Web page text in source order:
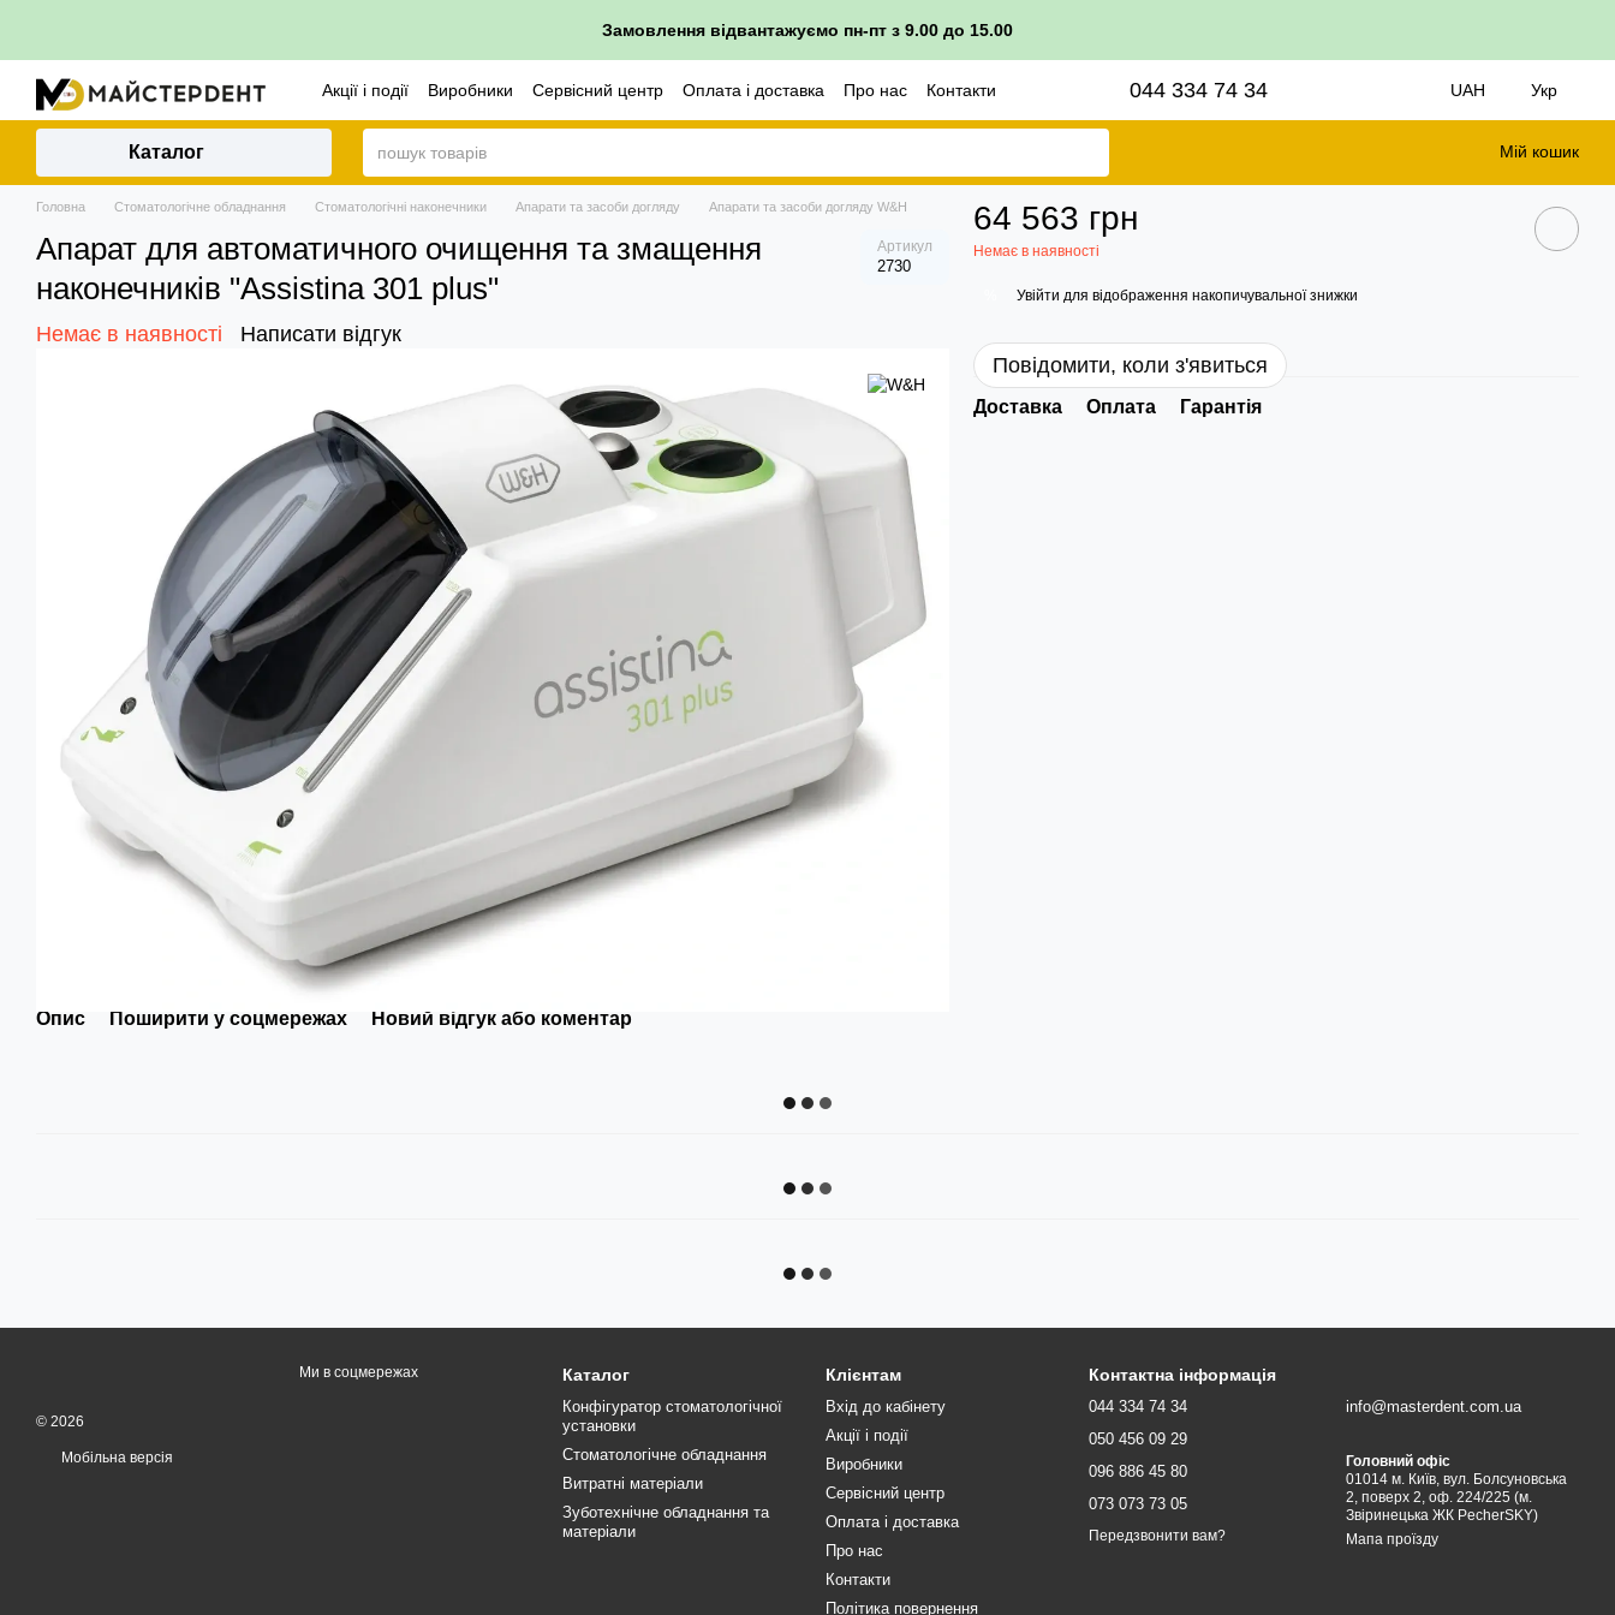
Замовлення відвантажуємо пн-пт з 9.00 до 15.00
Акції і події Виробники Сервісний центр Оплата і доставка Про нас
Контакти
044 334 74 34 UAH Укр
Каталог Мій кошик
Головна Стоматологічне обладнання Стоматологічні наконечники Апарати та засоби догляду Апарати та засоби догляду W&H
Апарат для автоматичного очищення та змащення
наконечників "Assistina 301 plus"
Артикул
2730
Немає в наявності Написати відгук
Опис Поширити у соцмережах Новий відгук або коментар
64 563 грн
Немає в наявності
Увійти для відображення накопичувальної знижки
Повідомити, коли з'явиться
Доставка Оплата Гарантія
© 2026
Мобільна версія
Ми в соцмережах Каталог
Конфігуратор стоматологічної
установки
Стоматологічне обладнання
Витратні матеріали
Зуботехнічне обладнання та
матеріали
Клієнтам
Вхід до кабінету
Акції і події
Виробники
Сервісний центр
Оплата і доставка
Про нас
Контакти
Політика повернення
Контактна інформація
044 334 74 34
050 456 09 29
096 886 45 80
073 073 73 05
Передзвонити вам?
info@masterdent.com.ua
Головний офіс
01014 м. Київ, вул. Болсуновська
2, поверх 2, оф. 224/225 (м.
Звіринецька ЖК PecherSKY)
Мапа проїзду